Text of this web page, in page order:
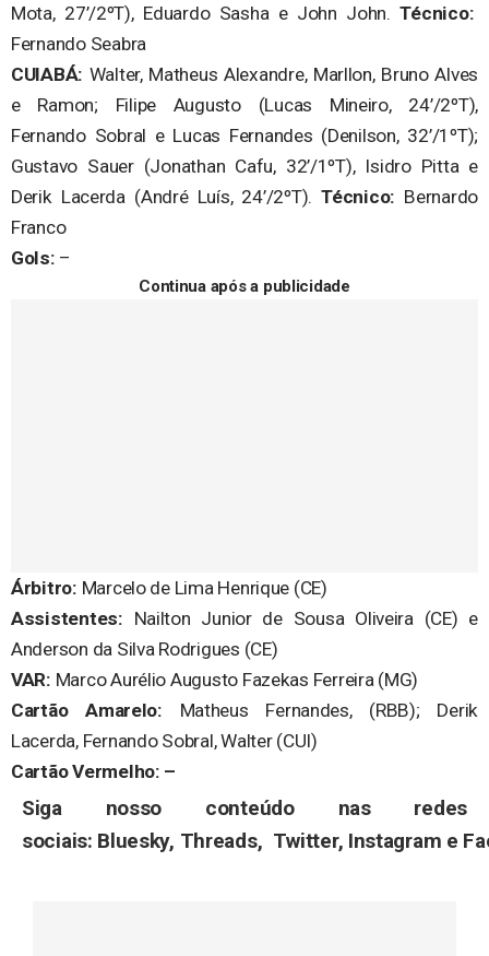
Mota, 27’/2ºT), Eduardo Sasha e John John.Técnico:
Fernando Seabra
CUIABÁ: Walter, Matheus Alexandre, Marllon, Bruno Alves
e Ramon; Filipe Augusto (Lucas Mineiro, 24’/2ºT),
Fernando Sobral e Lucas Fernandes (Denilson, 32’/1ºT);
Gustavo Sauer (Jonathan Cafu, 32’/1ºT), Isidro Pitta e
Derik Lacerda (André Luís, 24’/2ºT).Técnico: Bernardo
Franco
Gols: –
Continua após a publicidade
Árbitro: Marcelo de Lima Henrique (CE)
Assistentes: Nailton Junior de Sousa Oliveira (CE) e
Anderson da Silva Rodrigues (CE)
VAR: Marco Aurélio Augusto Fazekas Ferreira (MG)
Cartão Amarelo: Matheus Fernandes, (RBB); Derik
Lacerda, Fernando Sobral, Walter (CUI)
Cartão Vermelho: –
Siga nosso conteúdo nas redes
sociais: Bluesky, Threads, Twitter, Instagram e